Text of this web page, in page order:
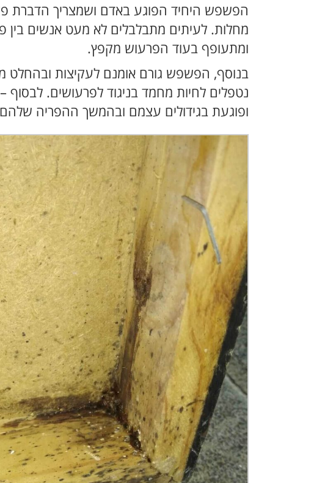
הפשפש היחיד הפוגע באדם ושמצריך הדברת
מחלות. לעיתים מתבלבלים לא מעט אנשים
ומתעופף בעוד הפרעוש מקפץ.
בנוסף, הפשפש גורם אומנם לעקיצות ובהחלט
נטפלים לחיות מחמד בניגוד לפרעושים.
ופוגעת בגידולים עצמם ובהמשך ההפריה